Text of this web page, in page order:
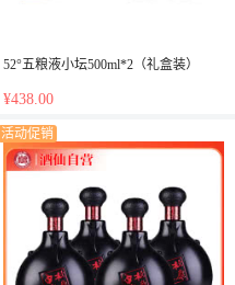
52°五粮液小坛500ml*2（礼盒装）
¥438.00
活动促销